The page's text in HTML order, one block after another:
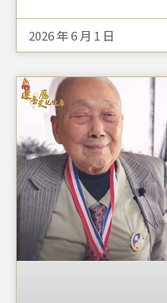
2026 年 6 月 1 日